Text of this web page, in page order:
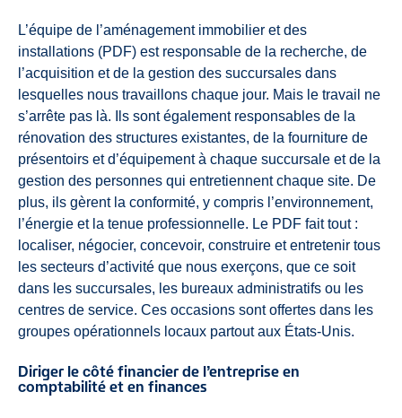
L’équipe de l’aménagement immobilier et des
installations (PDF) est responsable de la recherche, de
l’acquisition et de la gestion des succursales dans
lesquelles nous travaillons chaque jour. Mais le travail ne
s’arrête pas là. Ils sont également responsables de la
rénovation des structures existantes, de la fourniture de
présentoirs et d’équipement à chaque succursale et de la
gestion des personnes qui entretiennent chaque site. De
plus, ils gèrent la conformité, y compris l’environnement,
l’énergie et la tenue professionnelle. Le PDF fait tout :
localiser, négocier, concevoir, construire et entretenir tous
les secteurs d’activité que nous exerçons, que ce soit
dans les succursales, les bureaux administratifs ou les
centres de service. Ces occasions sont offertes dans les
groupes opérationnels locaux partout aux États-Unis.
Diriger le côté financier de l’entreprise en
comptabilité et en finances